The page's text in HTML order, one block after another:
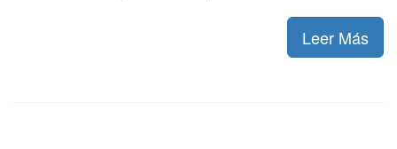
Leer Más